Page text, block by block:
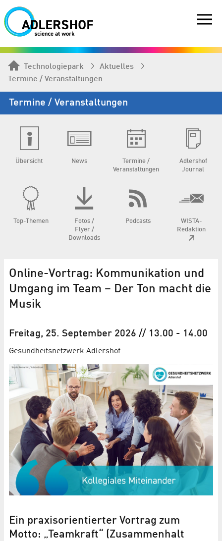
Technologiepark
Aktuelles
Termine / Veranstaltungen
Termine / Veranstaltungen
Übersicht News
Termine /
Veranstaltungen
Adlershof
Journal
Top-Themen
Fotos /
Flyer /
Downloads
Podcasts
WISTA-
Redaktion
Online-Vortrag: Kommunikation und
Umgang im Team – Der Ton macht die
Musik
Freitag, 25. September 2026 // 13.00 - 14.00
Gesundheitsnetzwerk Adlershof
Ein praxisorientierter Vortrag zum
Motto: „Teamkraft“ (Zusammenhalt